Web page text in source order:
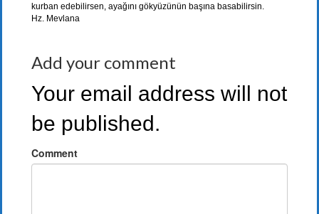
kurban edebilirsen, ayağını gökyüzünün başına basabilirsin.
Hz. Mevlana
Add your comment
Your email address will not
be published.
Comment